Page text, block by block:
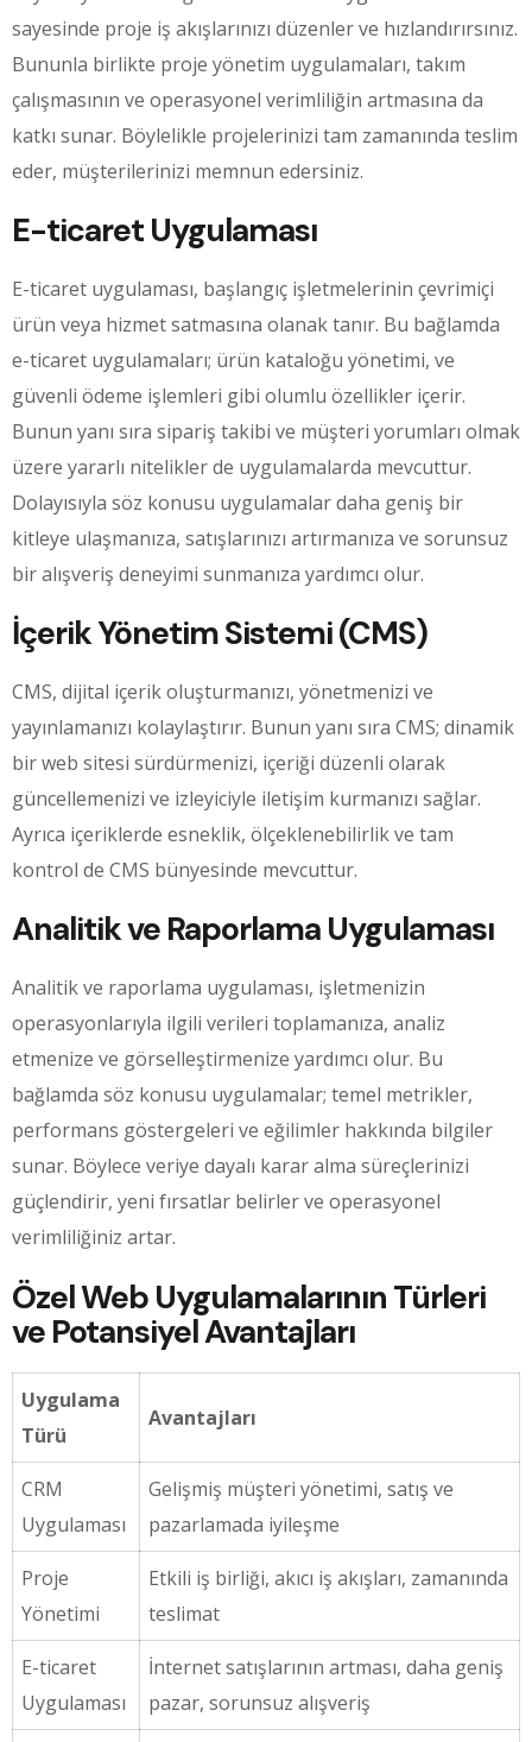
sayesinde proje iş akışlarınızı düzenler ve hızlandırırsınız.
Bununla birlikte proje yönetim uygulamaları, takım
çalışmasının ve operasyonel verimliliğin artmasına da
katkı sunar. Böylelikle projelerinizi tam zamanında teslim
eder, müşterilerinizi memnun edersiniz.
E-ticaret Uygulaması
E-ticaret uygulaması, başlangıç işletmelerinin çevrimiçi
ürün veya hizmet satmasına olanak tanır. Bu bağlamda
e-ticaret uygulamaları; ürün kataloğu yönetimi, ve
güvenli ödeme işlemleri gibi olumlu özellikler içerir.
Bunun yanı sıra sipariş takibi ve müşteri yorumları olmak
üzere yararlı nitelikler de uygulamalarda mevcuttur.
Dolayısıyla söz konusu uygulamalar daha geniş bir
kitleye ulaşmanıza, satışlarınızı artırmanıza ve sorunsuz
bir alışveriş deneyimi sunmanıza yardımcı olur.
İçerik Yönetim Sistemi (CMS)
CMS, dijital içerik oluşturmanızı, yönetmenizi ve
yayınlamanızı kolaylaştırır. Bunun yanı sıra CMS; dinamik
bir web sitesi sürdürmenizi, içeriği düzenli olarak
güncellemenizi ve izleyiciyle iletişim kurmanızı sağlar.
Ayrıca içeriklerde esneklik, ölçeklenebilirlik ve tam
kontrol de CMS bünyesinde mevcuttur.
Analitik ve Raporlama Uygulaması
Analitik ve raporlama uygulaması, işletmenizin
operasyonlarıyla ilgili verileri toplamanıza, analiz
etmenize ve görselleştirmenize yardımcı olur. Bu
bağlamda söz konusu uygulamalar; temel metrikler,
performans göstergeleri ve eğilimler hakkında bilgiler
sunar. Böylece veriye dayalı karar alma süreçlerinizi
güçlendirir, yeni fırsatlar belirler ve operasyonel
verimliliğiniz artar.
Özel Web Uygulamalarının Türleri
ve Potansiyel Avantajları
Uygulama
Türü
Avantajları
CRM
Uygulaması
Gelişmiş müşteri yönetimi, satış ve
pazarlamada iyileşme
Proje
Yönetimi
Etkili iş birliği, akıcı iş akışları, zamanında
teslimat
E-ticaret
Uygulaması
İnternet satışlarının artması, daha geniş
pazar, sorunsuz alışveriş